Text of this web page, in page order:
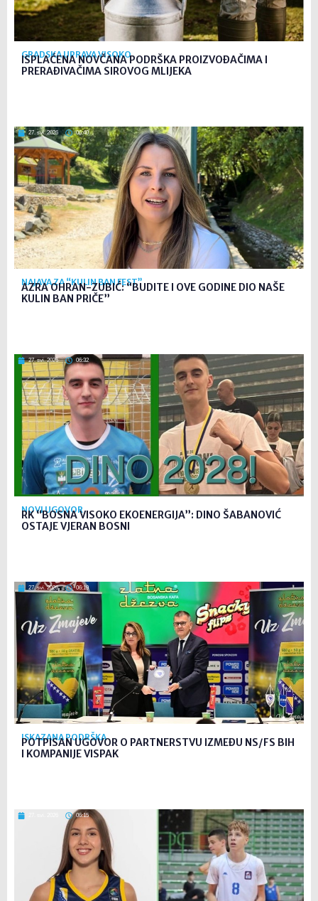
GRADSKA UPRAVA VISOKO
ISPLAĆENA NOVČANA PODRŠKA PROIZVOĐAČIMA I
PRERAĐIVAČIMA SIROVOG MLIJEKA
27. svi. 2026 06:40
NAJAVA ZA “KULIN BAN FEST”
AZRA OHRAN-ZUBIĆ: “BUDITE I OVE GODINE DIO NAŠE
KULIN BAN PRIČE”
27. svi. 2026 06:32
NOVI UGOVOR
RK “BOSNA VISOKO EKOENERGIJA”: DINO ŠABANOVIĆ
OSTAJE VJERAN BOSNI
27. svi. 2026 06:19
ISKAZANA PODRŠKA
POTPISAN UGOVOR O PARTNERSTVU IZMEĐU NS/FS BIH
I KOMPANIJE VISPAK
06:15